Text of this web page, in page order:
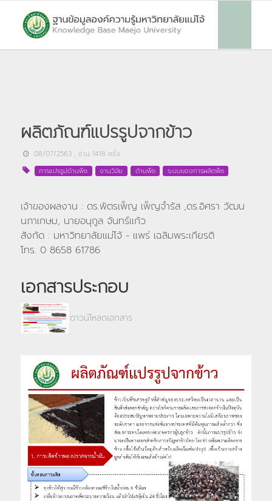
ผลิตภัณฑ์แปรรูปจากข้าว
08/07/2563, อ่าน 1418 ครั้ง
การแปรรูปด้านพืช
งานวิจัย ด้านพืช ระบบของการผลิตพืช
เจ้าของผลงาน : ดร.พัตรเพ็ญ เพ็ญจำรัส ,ดร.อิศรา วัฒน
นภาเกษม, นายอนุกูล จันทร์แก้ว
สังกัด : มหาวิทยาลัยแม่โจ้ - แพร่ เฉลิมพระเกียรติ
โทร. 0 8658 61786
เอกสารประกอบ
ดาวน์โหลดเอกสาร